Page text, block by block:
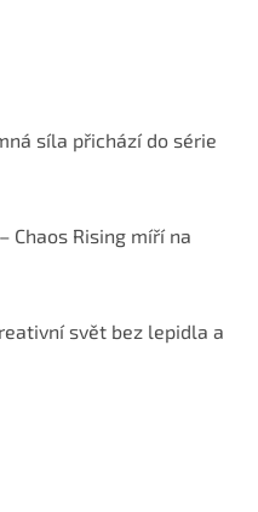
síla přichází do série
Chaos Rising míří na
svět bez lepidla a